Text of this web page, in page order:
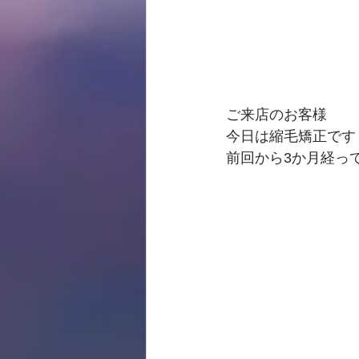
ご来店のお客様
今日は縮毛矯正です
前回から3か月経っ